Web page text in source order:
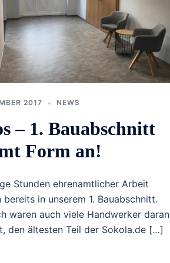
2017 NEWS
– 1. Bauabschnitt
Form an!
Stunden ehrenamtlicher Arbeit
bereits in unserem 1. Bauabschnitt.
waren auch viele Handwerker daran
den ältesten Teil der Sokola.de […]